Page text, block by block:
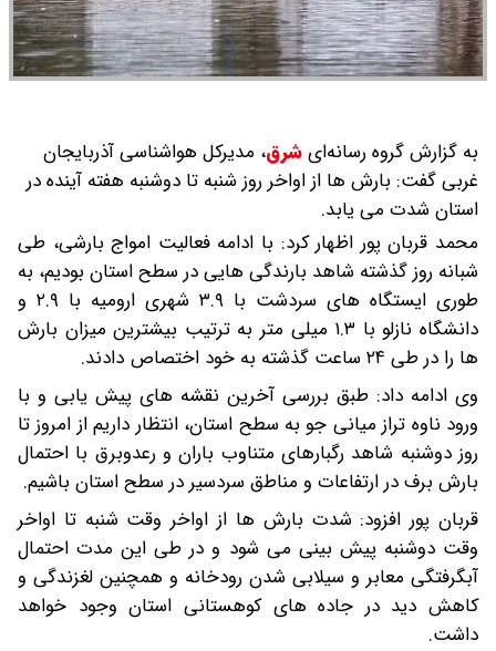
به گزارش گروه رسانه‌ایشرق، مدیرکل هواشناسی آذربایجان
غربی گفت: بارش ها از اواخر روز شنبه تا دوشنبه هفته آینده در
استان شدت می یابد.
محمد قربان پور اظهار کرد: با ادامه فعالیت امواج بارشی، طی
شبانه روز گذشته شاهد بارندگی هایی در سطح استان بودیم، به
طوری ایستگاه های سردشت با ۳.۹ شهری ارومیه با ۲.۹ و
دانشگاه نازلو با ۱.۳ میلی متر به ترتیب بیشترین میزان بارش
ها را در طی ۲۴ ساعت گذشته به خود اختصاص دادند.
وی ادامه داد: طبق بررسی آخرین نقشه های پیش یابی و با
ورود ناوه تراز میانی جو به سطح استان، انتظار داریم از امروز تا
روز دوشنبه شاهد رگبارهای متناوب باران و رعدوبرق با احتمال
بارش برف در ارتفاعات و مناطق سردسیر در سطح استان باشیم.
قربان پور افزود: شدت بارش ها از اواخر وقت شنبه تا اواخر
وقت دوشنبه پیش بینی می شود و در طی این مدت احتمال
آبگرفتگی معابر و سیلابی شدن رودخانه و همچنین لغزندگی و
کاهش دید در جاده های کوهستانی استان وجود خواهد
داشت.